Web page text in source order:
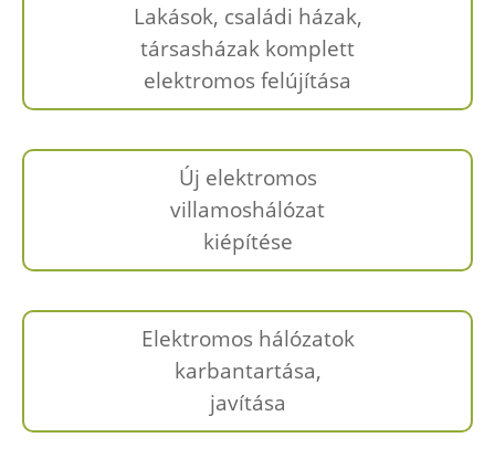
Lakások, családi házak,
társasházak komplett
elektromos felújítása
Új elektromos
villamoshálózat
kiépítése
Elektromos hálózatok
karbantartása,
javítása